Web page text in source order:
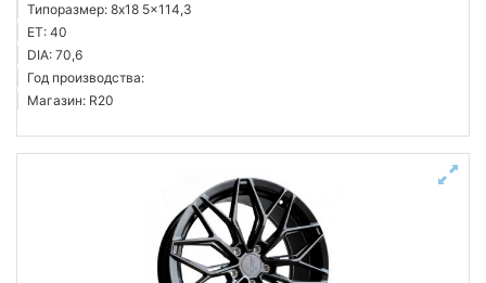
Типоразмер: 8x18 5x114,3
ET: 40
DIA: 70,6
Год производства:
Магазин: R20